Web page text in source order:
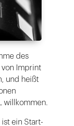
des
von Imprint
und heißt
willkommen.
ist ein Start-